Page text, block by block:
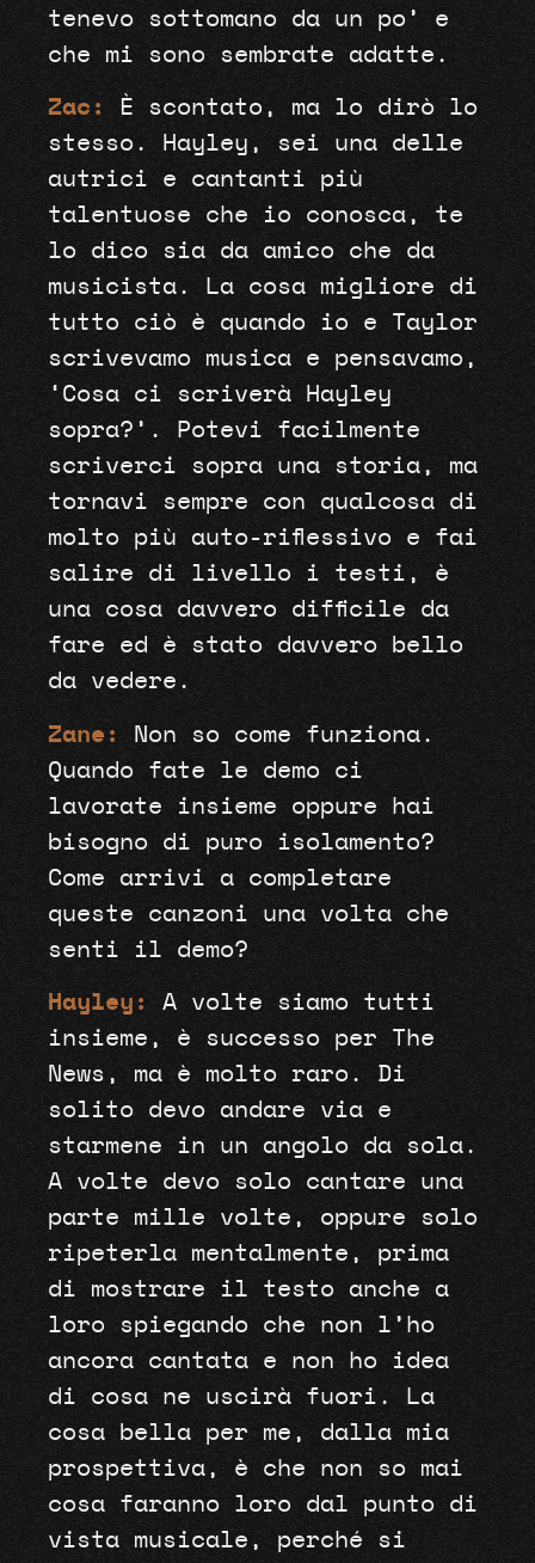
tenevo sottomano da un po’ e
che mi sono sembrate adatte.
Zac:
È scontato, ma lo dirò lo
stesso. Hayley, sei una delle
autrici e cantanti più
talentuose che io conosca, te
lo dico sia da amico che da
musicista. La cosa migliore di
tutto ciò è quando io e Taylor
scrivevamo musica e pensavamo,
‘Cosa ci scriverà Hayley
sopra?’. Potevi facilmente
scriverci sopra una storia, ma
tornavi sempre con qualcosa di
molto più auto-riflessivo e fai
salire di livello i testi, è
una cosa davvero difficile da
fare ed è stato davvero bello
da vedere.
Zane:
Non so come funziona.
Quando fate le demo ci
lavorate insieme oppure hai
bisogno di puro isolamento?
Come arrivi a completare
queste canzoni una volta che
senti il demo?
Hayley:
A volte siamo tutti
insieme, è successo per The
News, ma è molto raro. Di
solito devo andare via e
starmene in un angolo da sola.
A volte devo solo cantare una
parte mille volte, oppure solo
ripeterla mentalmente, prima
di mostrare il testo anche a
loro spiegando che non l’ho
ancora cantata e non ho idea
di cosa ne uscirà fuori. La
cosa bella per me, dalla mia
prospettiva, è che non so mai
cosa faranno loro dal punto di
vista musicale, perché si